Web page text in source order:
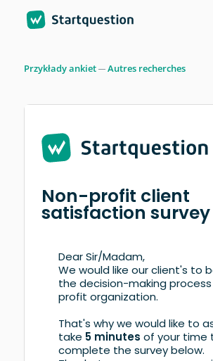
Przykłady ankiet Autres recherches